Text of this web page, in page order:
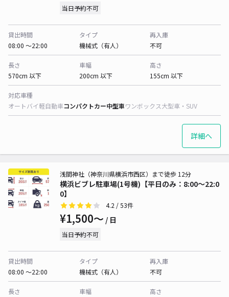
当日予約不可
貸出時間
08:00 〜22:00
タイプ
機械式（有人）
再入庫
不可
長さ
570cm 以下
車幅
200cm 以下
高さ
155cm 以下
対応車種
オートバイ軽自動車コンパクトカー中型車ワンボックス大型車・SUV
詳細へ
横浜ビブレ駐車場(1号機)【平日のみ：8:00～22:0
0】
浅間神社（神奈川県横浜市西区）まで徒歩 12分
4.2 / 53件
¥1,500〜 / 日
当日予約不可
貸出時間
08:00 〜22:00
タイプ
機械式（有人）
再入庫
不可
長さ
車幅
高さ